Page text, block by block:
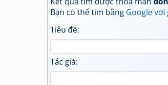
Bạn có thể tìm bằng Google
Tiêu đề:
Tác giả: